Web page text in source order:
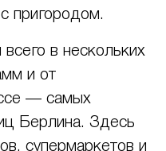
пригородом.
в нескольких
и от
— самых
Берлина. Здесь
супермаркетов и